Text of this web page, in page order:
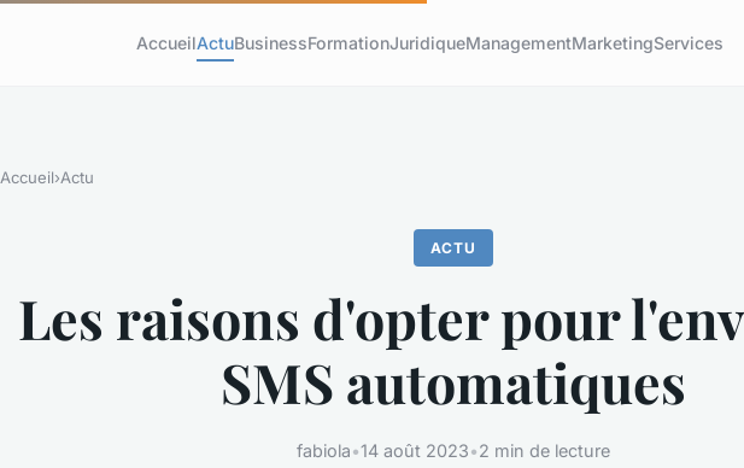
AccueilActuBusinessFormationJuridiqueManagementMarketingServices
Accueil›Actu
ACTU
Les raisons d'opter pour
SMS automatiques
fabiola•14 août 2023•2 min de lecture